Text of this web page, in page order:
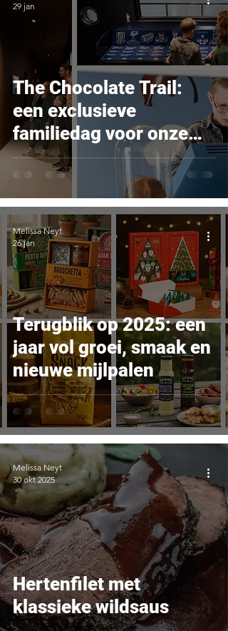
The Chocolate Trail:
een exclusieve
familiedag voor onze
klanten bij
Vandenbulcke
29 jan
Terugblik op 2025: een
jaar vol groei, smaak en
nieuwe mijlpalen
Melissa Neyt
26 jan
Hertenfilet met
klassieke wildsaus
Melissa Neyt
30 okt 2025